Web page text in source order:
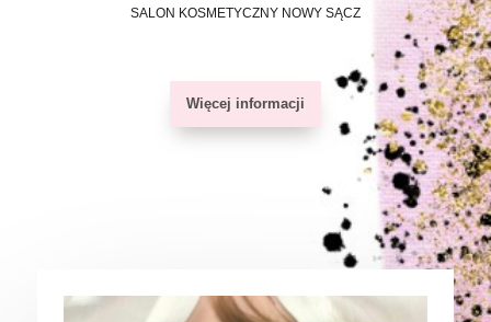
SALON KOSMETYCZNY NOWY SĄCZ
Więcej informacji